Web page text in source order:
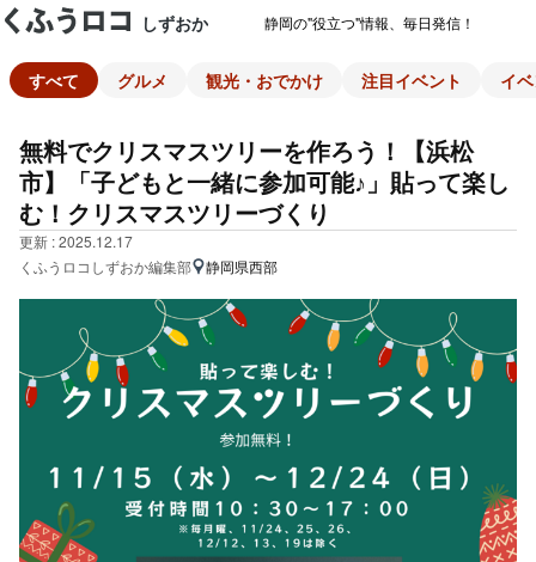
しずおか 静岡の"役立つ"情報、毎日発信！
すべて グルメ 観光・おでかけ 注目イベント イ
無料でクリスマスツリーを作ろう！【浜松
市】「子どもと一緒に参加可能♪」貼って楽し
む！クリスマスツリーづくり
更新 : 2025.12.17
くふうロコしずおか編集部
静岡県西部